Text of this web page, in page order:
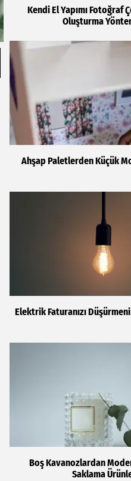
Kendi El Yapımı Fotoğraf
Oluşturma
Ahşap Paletlerden Küçük
Elektrik Faturanızı
Boş Kavanozlardan
Saklama